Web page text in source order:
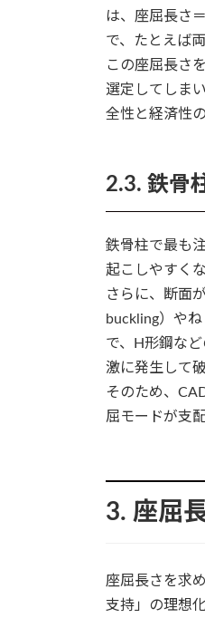
は、座屈長さ
で、たとえば
この座屈長さ
選定してしま
全性と経済性
2.3. 鉄骨
鉄骨柱で最も
起こしやすく
さらに、断面
buckling）や
で、H形鋼な
激に発生して
そのため、
屈モードが支
3. 座屈
座屈長さを求
支持」の理想